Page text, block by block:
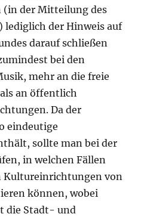
(in der Mitteilung des
lediglich der Hinweis auf
darauf schließen
bei den
mehr an die freie
an öffentlich
Da der
eindeutige
sollte man bei der
in welchen Fällen
Kultureinrichtungen von
können, wobei
die Stadt- und